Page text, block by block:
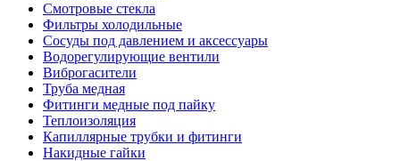
Смотровые стекла
Фильтры холодильные
Сосуды под давлением и аксессуары
Водорегулирующие вентили
Виброгасители
Труба медная
Фитинги медные под пайку
Теплоизоляция
Капиллярные трубки и фитинги
Накидные гайки